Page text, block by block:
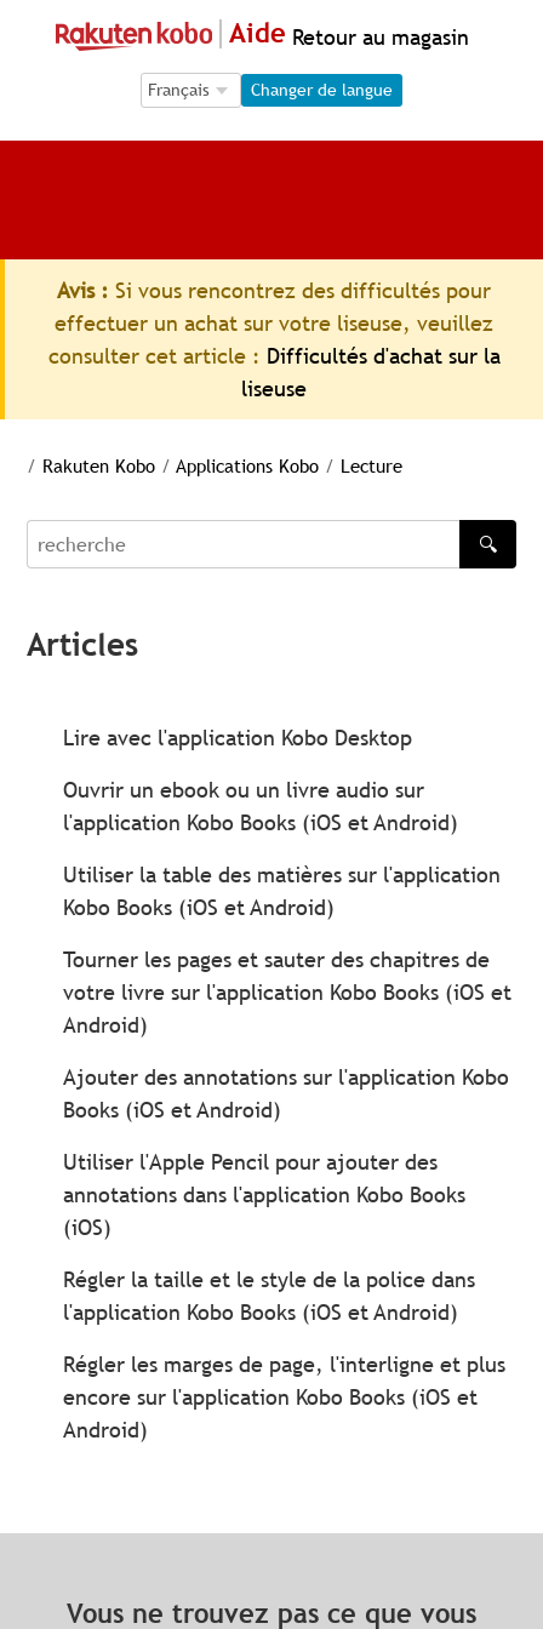
Aide Retour au magasin
Language Selection
Language Selection
Changer de langue
Avis : Si vous rencontrez des difficultés pour
effectuer un achat sur votre liseuse, veuillez
consulter cet article : Difficultés d'achat sur la
liseuse
/ Rakuten Kobo / Applications Kobo / Lecture
recherche
🔍
Articles
Lire avec l'application Kobo Desktop
Ouvrir un ebook ou un livre audio sur
l'application Kobo Books (iOS et Android)
Utiliser la table des matières sur l'application
Kobo Books (iOS et Android)
Tourner les pages et sauter des chapitres de
votre livre sur l'application Kobo Books (iOS et
Android)
Ajouter des annotations sur l'application Kobo
Books (iOS et Android)
Utiliser l'Apple Pencil pour ajouter des
annotations dans l'application Kobo Books
(iOS)
Régler la taille et le style de la police dans
l'application Kobo Books (iOS et Android)
Régler les marges de page, l'interligne et plus
encore sur l'application Kobo Books (iOS et
Android)
Vous ne trouvez pas ce que vous